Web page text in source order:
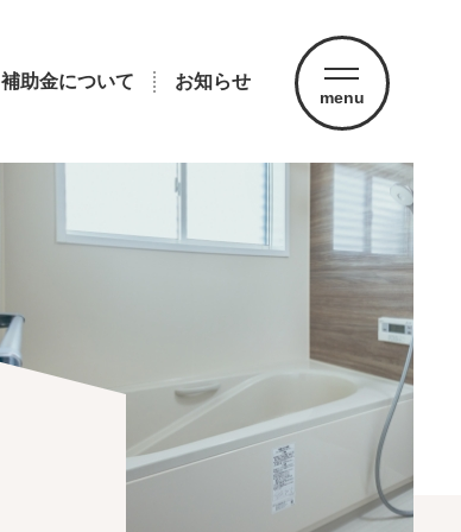
補助金について お知らせ
menu